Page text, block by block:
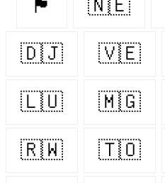
🏴󠁧󠁢󠁷󠁬󠁳󠁿 🇳🇪
🇩🇯 🇻🇪
🇱🇺 🇲🇬
🇷🇼 🇹🇴